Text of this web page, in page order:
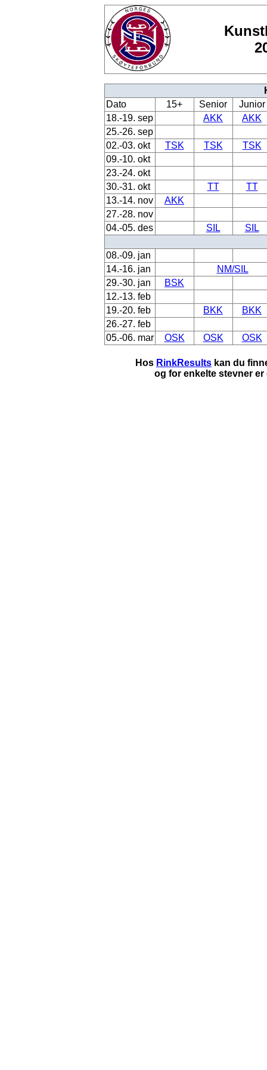
Dato
15+ Senior
Junior
18.-19. sep
AKK
AKK
25.-26. sep
02.-03. okt
TSK TSK
TSK
09.-10. okt
23.-24. okt
30.-31. okt
TT
TT
13.-14. nov
AKK
27.-28. nov
04.-05. des
SIL SIL
08.-09. jan
14.-16. jan
NM/SIL
29.-30. jan
BSK
12.-13. feb
19.-20. feb
BKK
BKK
26.-27. feb
05.-06. mar
OSK OSK OSK
Hos RinkResults kan du
og for enkelte stevner